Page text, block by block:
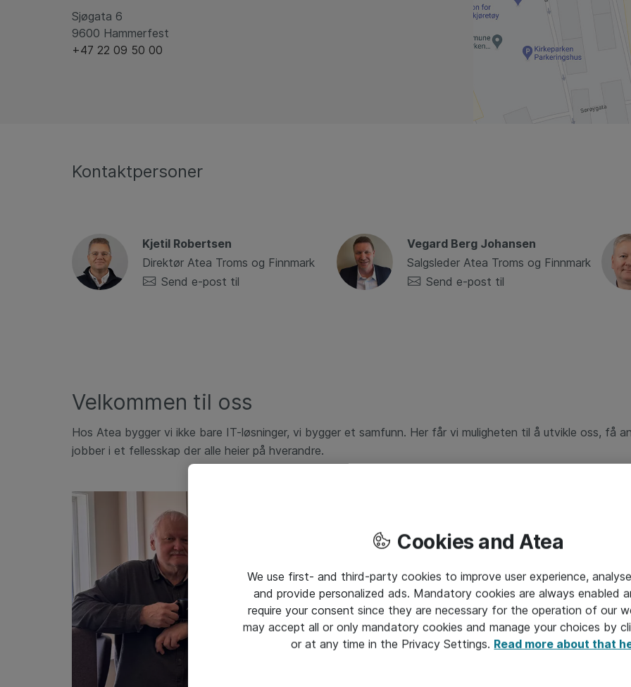
Sjøgata 6
9600 Hammerfest
+47 22 09 50 00
Kontaktpersoner
Kjetil Robertsen
Direktør Atea Troms og Finnmark
Send e-post til
Vegard Berg Johansen
Salgsleder Atea Troms og Finnmark
Send e-post til
Velkommen til oss
Hos Atea bygger vi ikke bare IT-løsninger, vi bygger et samfunn. Her får vi muligheten til å utvikle oss, få
jobber i et fellesskap der alle heier på hverandre.
Cookies and Atea
We use first- and third-party cookies to improve user experience,
and provide personalized ads. Mandatory cookies are always enabled
require your consent since they are necessary for the operation of our
may accept all or only mandatory cookies and manage your choices by
or at any time in the Privacy Settings. Read more about that